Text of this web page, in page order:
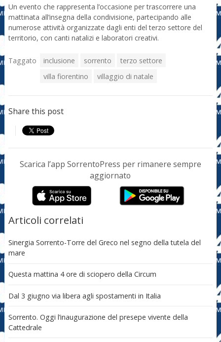
Un evento che rappresenta l’occasione per trascorrere una
mattinata all’insegna della condivisione, partecipando alle
numerose attività organizzate dagli enti del terzo settore del
territorio, con canti natalizi e laboratori creativi.
Taggato inclusione sorrento
terzo settore
villa fiorentino
villaggio di natale
Share this post
Scarica l’app SorrentoPress per rimanere sempre
aggiornato
Articoli correlati
Sinergia Sorrento-Torre del Greco nel segno della tutela del
mare
Questa mattina 4 ore di sciopero della Circum
Dal 3 giugno via libera agli spostamenti in Italia
Sorrento. Oggi l’inaugurazione del presepe vivente della
Cattedrale